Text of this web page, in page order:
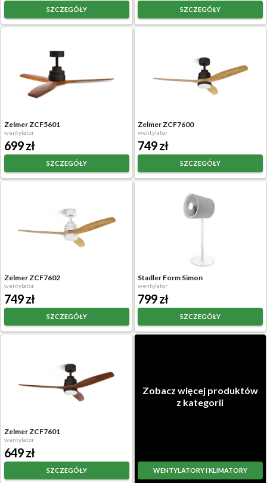
SZCZEGÓŁY SZCZEGÓŁY
Zelmer ZCF5601
wentylator
699 zł
SZCZEGÓŁY
Zelmer ZCF7600
wentylator
749 zł
SZCZEGÓŁY
Zelmer ZCF7602
wentylator
749 zł
SZCZEGÓŁY
Stadler Form Simon
wentylator
799 zł
SZCZEGÓŁY
Zelmer ZCF7601
wentylator
649 zł
SZCZEGÓŁY
Zobacz więcej produktów
z kategorii
WENTYLATORY I KLIMATORY